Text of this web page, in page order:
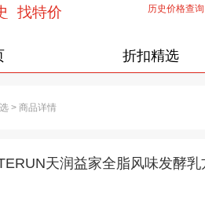
历史价格查询
折扣精选
> 商品详情
天润益家全脂风味发酵